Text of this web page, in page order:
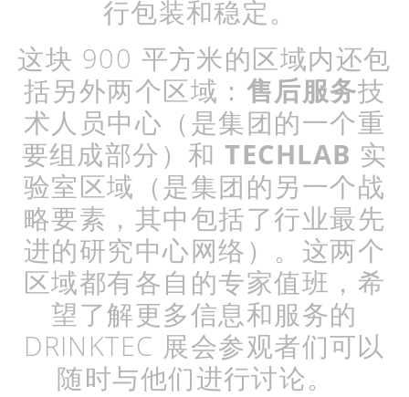
行包装和稳定。
这块 900 平方米的区域内还包
括另外两个区域： 售后服务技
术人员中心（是集团的一个重
要组成部分）和 TECHLAB 实
验室区域（是集团的另一个战
略要素，其中包括了行业最先
进的研究中心网络）。这两个
区域都有各自的专家值班，希
望了解更多信息和服务的
DRINKTEC 展会参观者们可以
随时与他们进行讨论。